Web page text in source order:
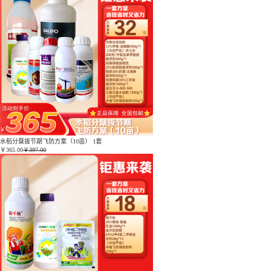
水稻分蘖拔节期飞防方案（10亩） 1套
￥365.00￥397.00